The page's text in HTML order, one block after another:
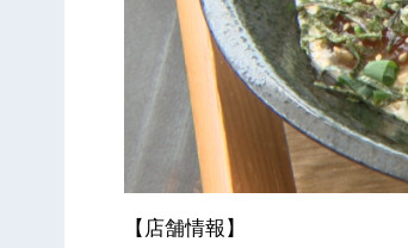
【店舗情報】